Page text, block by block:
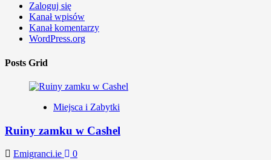
Zaloguj się
Kanał wpisów
Kanał komentarzy
WordPress.org
Posts Grid
Miejsca i Zabytki
Ruiny zamku w Cashel
Emigranci.ie
0